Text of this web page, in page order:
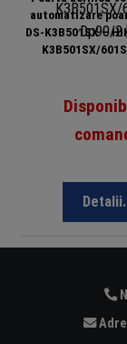
automatizare
DS-K3B501SX –
K3B501SX/